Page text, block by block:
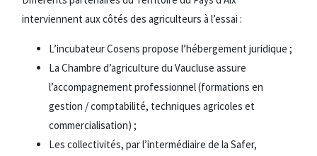
interviennent aux côtés des agriculteurs à l’essai :
L’incubateur Cosens propose l’hébergement juridique ;
La Chambre d’agriculture du Vaucluse assure
l’accompagnement professionnel (formations en
gestion / comptabilité, techniques agricoles et
commercialisation) ;
Les collectivités, par l’intermédiaire de la Safer,